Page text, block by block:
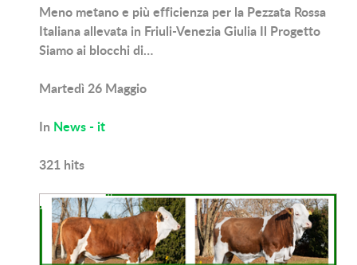
Meno metano e più efficienza per la Pezzata Rossa
Italiana allevata in Friuli-Venezia Giulia Il Progetto
Siamo ai blocchi di…
Martedì 26 Maggio
In News - it
321 hits